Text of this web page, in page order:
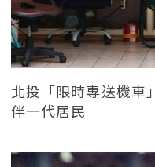
北投「限時專送機車
伴一代居民